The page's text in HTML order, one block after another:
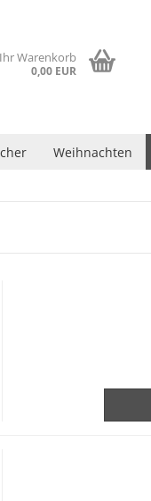
Ihr Warenkorb
0,00 EUR
Weihnachten